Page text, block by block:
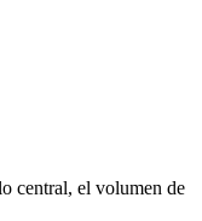
central, el volumen de